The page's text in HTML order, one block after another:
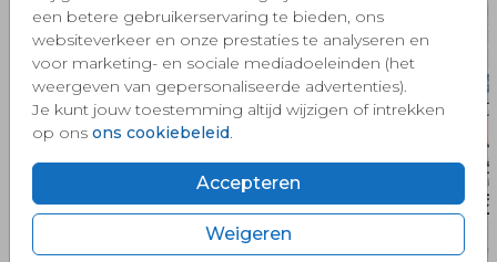
een betere gebruikerservaring te bieden, ons
websiteverkeer en onze prestaties te analyseren en
voor marketing- en sociale mediadoeleinden (het
weergeven van gepersonaliseerde advertenties).
Je kunt jouw toestemming altijd wijzigen of intrekken
op ons ons cookiebeleid.
Accepteren
Weigeren